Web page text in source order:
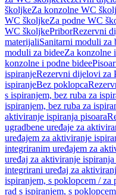
školjkeZa konzolne WC
WC školjkeZa podne WC
WC školjkePriborRezervni
materijaliSanitarni moduli za
moduli za bideeZa konzolne
konzolne i podne bidee
ispiranjeRezervni dijelovi za
ispiranjeBez poklopca
s ispiranjem, bez ruba za
ispiranjem, bez ruba za
aktiviranje ispiranja pisoara
ugradbene uređaje za
uređajem za aktiviranje
integriranim uređajem za
uređaj za aktiviranje ispiranja
integrirani uređaj za
ispiranjem, s poklopcem / za
rad s ispiranjem, s